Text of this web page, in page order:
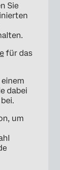
Sie
für das
einem
dabei
um